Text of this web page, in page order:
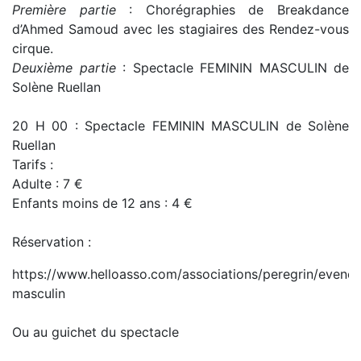
Première partie : Chorégraphies de Breakdance
d’Ahmed Samoud avec les stagiaires des Rendez-vous
cirque.
Deuxième partie : Spectacle FEMININ MASCULIN de
Solène Ruellan
20 H 00 : Spectacle FEMININ MASCULIN de Solène
Ruellan
Tarifs :
Adulte : 7 €
Enfants moins de 12 ans : 4 €
Réservation :
https://www.helloasso.com/associations/peregrin/
masculin
Ou au guichet du spectacle